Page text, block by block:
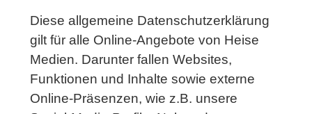
Diese allgemeine Datenschutzerklärung
gilt für alle Online-Angebote von Heise
Medien. Darunter fallen Websites,
Funktionen und Inhalte sowie externe
Online-Präsenzen, wie z.B. unsere